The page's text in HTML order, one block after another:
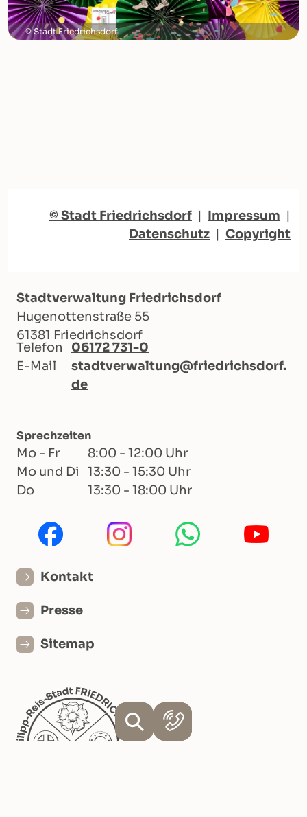
Stadt Friedrichsdorf
© Stadt Friedrichsdorf | Impressum |
Datenschutz | Copyright
Stadtverwaltung Friedrichsdorf
Hugenottenstraße 55
61381 Friedrichsdorf
Telefon
06172 731-0
E-Mail
stadtverwaltung@friedrichsdorf.
de
Sprechzeiten
Mo - Fr
8:00 - 12:00 Uhr
Mo und Di
13:30 - 15:30 Uhr
Do
13:30 - 18:00 Uhr
Kontakt
Presse
Sitemap